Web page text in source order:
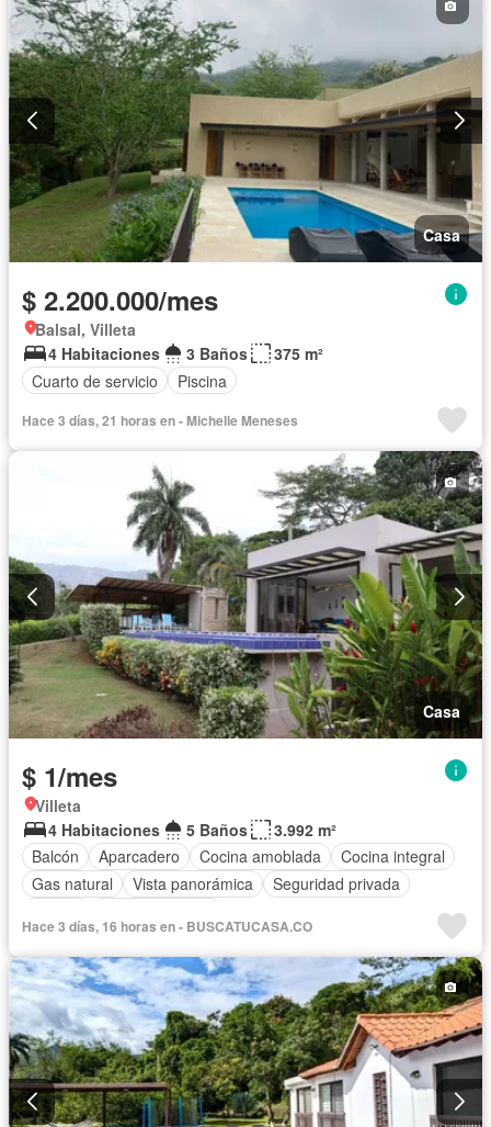
Casa
$ 2.200.000/mes
Balsal, Villeta
4 Habitaciones
3 Baños
375 m²
Cuarto de servicio
Piscina
Hace 3 días, 21 horas en - Michelle Meneses
Casa
$ 1/mes
Villeta
4 Habitaciones
5 Baños
3.992 m²
Balcón
Aparcadero Cocina amoblada
Cocina integral
Gas natural
Vista panorámica
Seguridad privada
Hace 3 días, 16 horas en - BUSCATUCASA.CO